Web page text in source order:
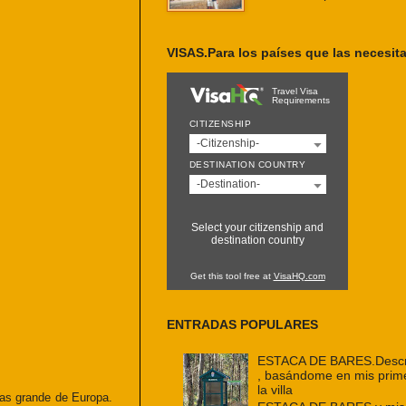
grande de Europa.
VISAS.Para los países que las
Travel Visa
Requirements
CITIZENSHIP
-Citizenship-
DESTINATION COUNTRY
-Destination-
Select your citizenship and
destination country
Get this tool free at VisaHQ.com
ENTRADAS POPULARES
ESTACA DE
, basándome en mis
la villa